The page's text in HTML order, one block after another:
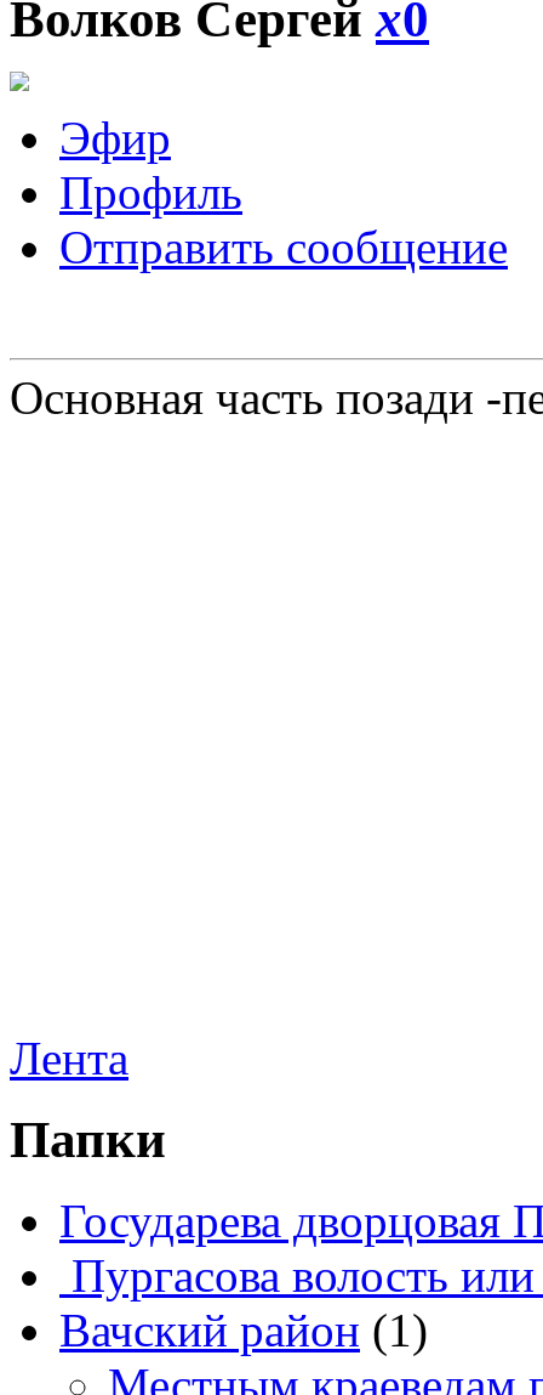
Волков Сергейx0
Эфир
Профиль
Отправить сообщение
Основная часть позади -
Лента
Папки
Государева дворцовая
Пургасова волость
Вачский район (1)